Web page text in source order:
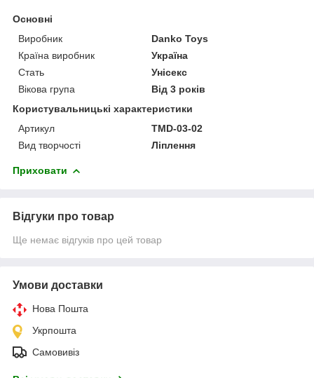
Основні
Виробник
Danko Toys
Країна виробник
Україна
Стать
Унісекс
Вікова група
Від 3 років
Користувальницькі характеристики
Артикул
ТМD-03-02
Вид творчості
Ліплення
Приховати
Відгуки про товар
Ще немає відгуків про цей товар
Умови доставки
Нова Пошта
Укрпошта
Самовивіз